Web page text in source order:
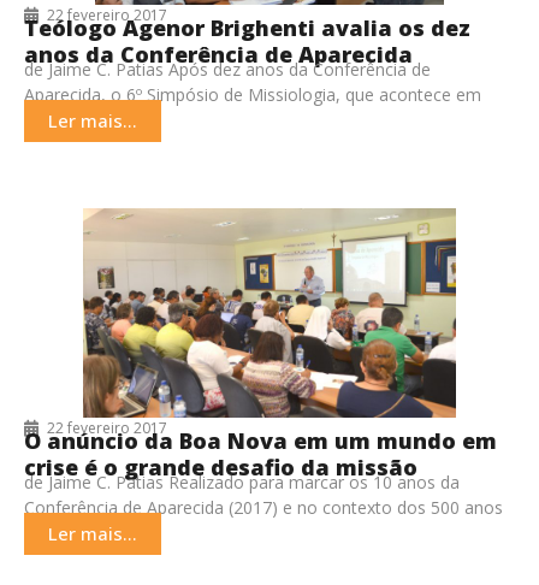
22 fevereiro 2017
Teólogo Agenor Brighenti avalia os dez
anos da Conferência de Aparecida
de Jaime C. Patias Após dez anos da Conferência de
Aparecida, o 6º Simpósio de Missiologia, que acontece em
Brasília (DF), avalia os avanços
Ler mais...
22 fevereiro 2017
O anúncio da Boa Nova em um mundo em
crise é o grande desafio da missão
de Jaime C. Patias Realizado para marcar os 10 anos da
Conferência de Aparecida (2017) e no contexto dos 500 anos
da Reforma Protestante
Ler mais...